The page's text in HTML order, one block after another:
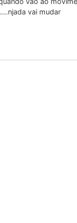
vai mudar